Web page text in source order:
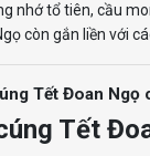
nhớ tổ tiên, cầu
còn gắn liền với
Tết Đoan Ngọ
Tết